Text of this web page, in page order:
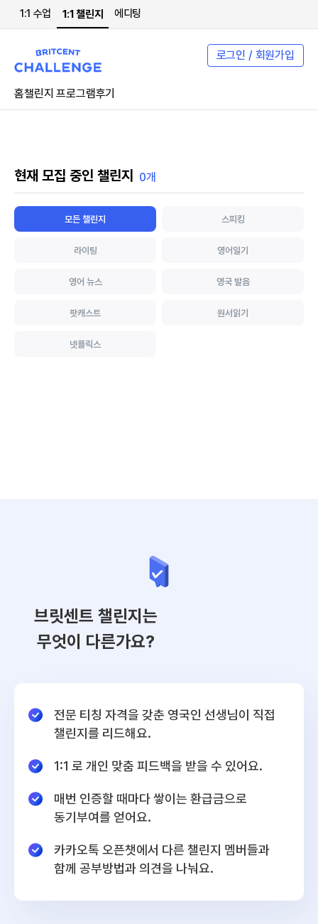
1:1 수업 1:1 챌린지 에디팅
로그인 / 회원가입
홈챌린지 프로그램후기
현재 모집 중인 챌린지 0개
모든 챌린지 스피킹
라이팅 영어일기
영어 뉴스 영국 발음
팟캐스트 원서읽기
넷플릭스
브릿센트 챌린지는
무엇이 다른가요?
전문 티칭 자격을 갖춘 영국인 선생님이 직접
챌린지를 리드해요.
1:1 로 개인 맞춤 피드백을 받을 수 있어요.
매번 인증할 때마다 쌓이는 환급금으로
동기부여를 얻어요.
카카오톡 오픈챗에서 다른 챌린지 멤버들과
함께 공부방법과 의견을 나눠요.